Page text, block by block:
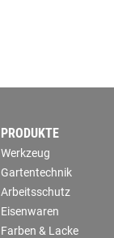
PRODUKTE
Werkzeug
Gartentechnik
Arbeitsschutz
Eisenwaren
Farben & Lacke